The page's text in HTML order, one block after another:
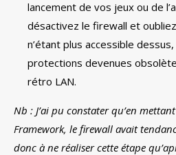
lancement de vos jeux ou de
désactivez le firewall et
n’étant plus accessible
protections devenues
rétro LAN.
Nb : J’ai pu constater qu’en
Framework, le firewall avait
donc à ne réaliser cette étape